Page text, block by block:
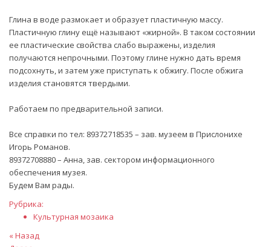
Глина в воде размокает и образует пластичную массу.
Пластичную глину ещё называют «жирной». В таком состоянии
ее пластические свойства слабо выражены, изделия
получаются непрочными. Поэтому глине нужно дать время
подсохнуть, и затем уже приступать к обжигу. После обжига
изделия становятся твердыми.
Работаем по предварительной записи.
Все справки по тел: 89372718535 – зав. музеем в Прислонихе
Игорь Романов.
89372708880 – Анна, зав. сектором информационного
обеспечения музея.
Будем Вам рады.
Рубрика:
Культурная мозаика
Навигация
Предыдущая
« Назад